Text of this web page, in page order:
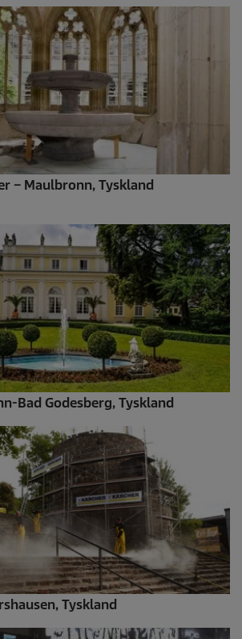
– Maulbronn, Tyskland
Bad Godesberg, Tyskland
Tyskland